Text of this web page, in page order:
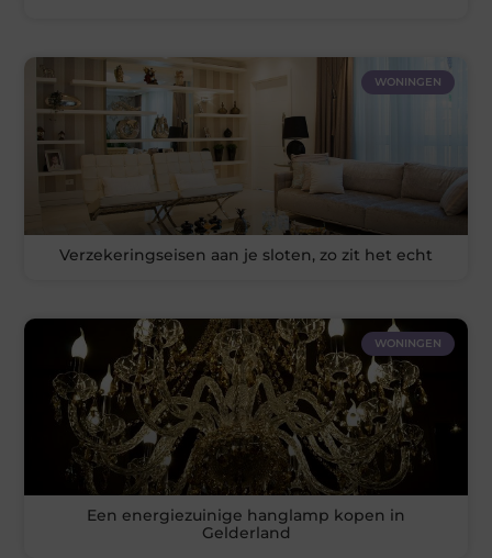
WONINGEN
Verzekeringseisen aan je sloten, zo zit het echt
WONINGEN
Een energiezuinige hanglamp kopen in
Gelderland